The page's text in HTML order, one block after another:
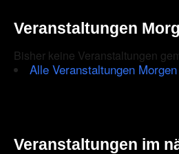
Veranstaltungen
Bisher keine Veranstaltungen
Alle Veranstaltungen Morgen
Veranstaltungen im